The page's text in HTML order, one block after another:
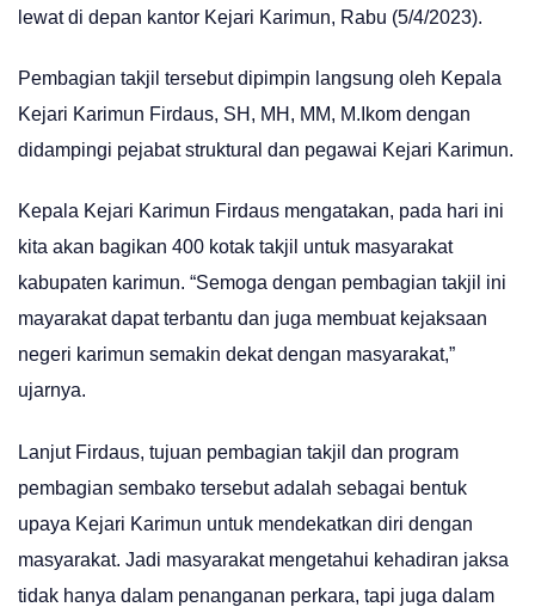
lewat di depan kantor Kejari Karimun, Rabu (5/4/2023).
Pembagian takjil tersebut dipimpin langsung oleh Kepala
Kejari Karimun Firdaus, SH, MH, MM, M.Ikom dengan
didampingi pejabat struktural dan pegawai Kejari Karimun.
Kepala Kejari Karimun Firdaus mengatakan, pada hari ini
kita akan bagikan 400 kotak takjil untuk masyarakat
kabupaten karimun. “Semoga dengan pembagian takjil ini
mayarakat dapat terbantu dan juga membuat kejaksaan
negeri karimun semakin dekat dengan masyarakat,”
ujarnya.
Lanjut Firdaus, tujuan pembagian takjil dan program
pembagian sembako tersebut adalah sebagai bentuk
upaya Kejari Karimun untuk mendekatkan diri dengan
masyarakat. Jadi masyarakat mengetahui kehadiran jaksa
tidak hanya dalam penanganan perkara, tapi juga dalam